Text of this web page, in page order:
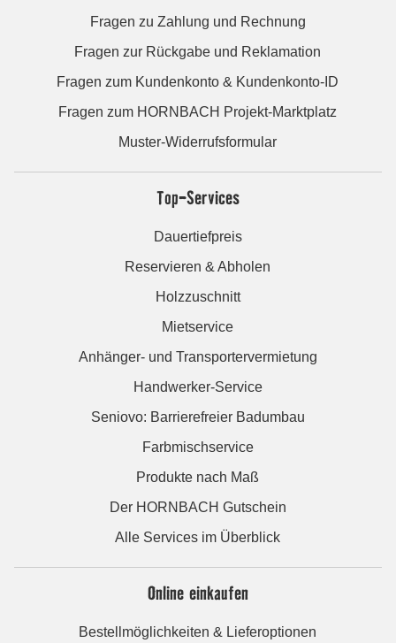
Fragen zu Zahlung und Rechnung
Fragen zur Rückgabe und Reklamation
Fragen zum Kundenkonto & Kundenkonto-ID
Fragen zum HORNBACH Projekt-Marktplatz
Muster-Widerrufsformular
Top-Services
Dauertiefpreis
Reservieren & Abholen
Holzzuschnitt
Mietservice
Anhänger- und Transportervermietung
Handwerker-Service
Seniovo: Barrierefreier Badumbau
Farbmischservice
Produkte nach Maß
Der HORNBACH Gutschein
Alle Services im Überblick
Online einkaufen
Bestellmöglichkeiten & Lieferoptionen